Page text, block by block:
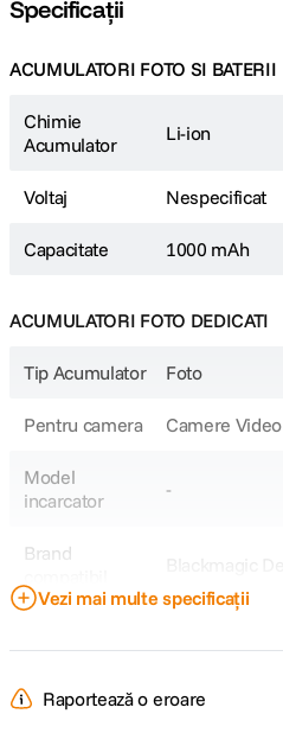
Specificații
ACUMULATORI FOTO SI BATERII
Chimie
Acumulator
Li-ion
Voltaj Nespecificat
Capacitate 1000 mAh
ACUMULATORI FOTO DEDICATI
Tip Acumulator Foto
Pentru camera Camere Video
Model
incarcator
-
Brand
Acumulator
Model
Vezi mai multe specificații
Raportează o eroare